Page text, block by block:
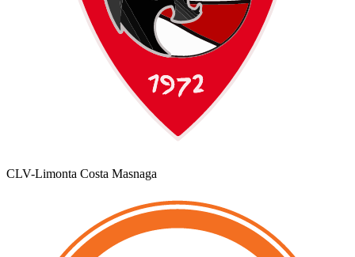
CLV-Limonta Costa Masnaga